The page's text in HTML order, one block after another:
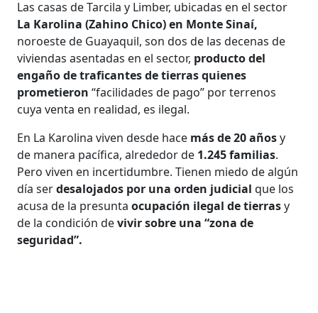
Las casas de Tarcila y Limber, ubicadas en el sector
La Karolina (Zahino Chico) en Monte Sinaí,
noroeste de Guayaquil, son dos de las decenas de
viviendas asentadas en el sector, producto del
engaño de traficantes de tierras quienes
prometieron “facilidades de pago” por terrenos
cuya venta en realidad, es ilegal.
En La Karolina viven desde hace más de 20 añosy
de manera pacífica, alrededor de 1.245 familias.
Pero viven en incertidumbre. Tienen miedo de algún
día serdesalojados por una orden judicial que los
acusa de la presuntaocupación ilegal de tierrasy
de la condición devivir sobre una “zona de
seguridad”.